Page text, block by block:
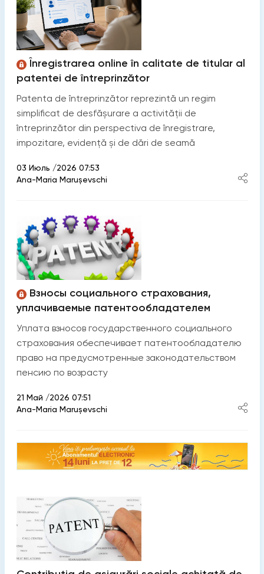
Înregistrarea online în calitate de titular al
patentei de întreprinzător
Patenta de întreprinzător reprezintă un regim
simplificat de desfășurare a activității de
întreprinzător din perspectiva de înregistrare,
impozitare, evidență și de dări de seamă
03 Июль /2026 07:53
Ana-Maria Marușevschi
Взносы социального страхования,
уплачиваемые патентообладателем
Уплата взносов государственного социального
страхования обеспечивает патентообладателю
право на предусмотренные законодательством
пенсию по возрасту
21 Май /2026 07:51
Ana-Maria Marușevschi